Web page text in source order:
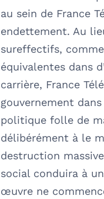
au sein de France
endettement. Au
sureffectifs,
équivalentes dans
carrière, France
gouvernement
politique folle de
délibérément à le
destruction
social conduira à
œuvre ne